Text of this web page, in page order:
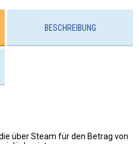
BESCHREIBUNG
über Steam für den Betrag von